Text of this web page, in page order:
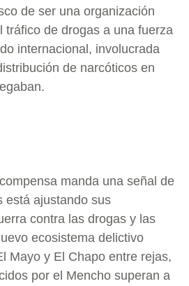
de ser una organización
tráfico de drogas a una fuerza
internacional, involucrada
de narcóticos en
manda una señal de
está ajustando sus
contra las drogas y las
ecosistema delictivo
Mayo y El Chapo entre rejas,
por el Mencho superan a